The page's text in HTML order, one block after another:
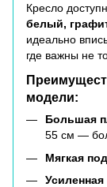
Кресло
белый,
идеально
где важны не
модели:
Большая
55 см —
Мягкая
Усиленная